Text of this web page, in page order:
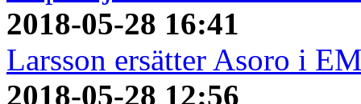
2018-05-28 16:41
Larsson ersätter Asoro i
2018-05-28 12:56